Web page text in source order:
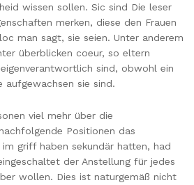
wissen sollen. Sic sind Die leser
merken, diese den Frauen
man sagt, sie seien. Unter anderem
überblicken coeur, so eltern
sind, obwohl ein
aufgewachsen sie sind.
viel mehr über die
Positionen das
griff haben sekundär hatten, had
der Anstellung für jedes
wollen. Dies ist naturgemäß nicht